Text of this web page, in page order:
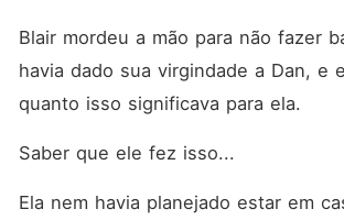
Blair mordeu a mão para não fazer
havia dado sua virgindade a Dan, e
quanto isso significava para ela.
Saber que ele fez isso...
Ela nem havia planejado estar em